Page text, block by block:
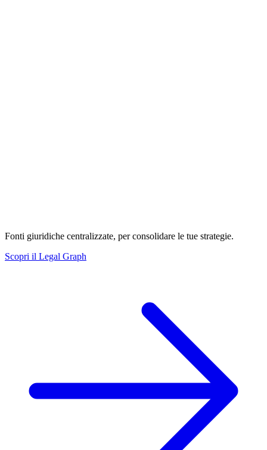
Fonti giuridiche centralizzate, per consolidare le tue strategie.
Scopri il Legal Graph